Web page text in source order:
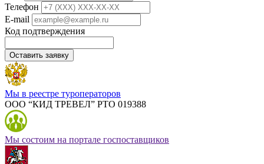
Телефон
E-mail
Код подтверждения
Оставить заявку
Мы в реестре туроператоров
ООО “КИД ТРЕВЕЛ” РТО 019388
Мы состоим на портале госпоставщиков